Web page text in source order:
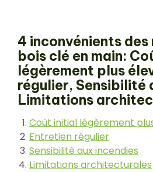
4 inconvénients des
bois clé en main:
légèrement plus
régulier, Sensibilité
Limitations
Coût initial légèrement
Entretien régulier
Sensibilité aux incendies
Limitations architecturales